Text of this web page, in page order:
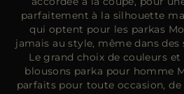
parfaitement à la silhouette
qui optent pour les parkas
jamais au style, même dans
Le grand choix de couleurs
blousons parka pour homme
parfaits pour toute occasion,